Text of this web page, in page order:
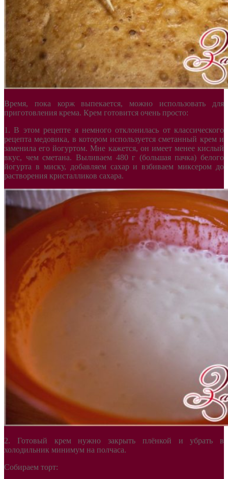
Время, пока корж выпекается, можно использовать для
приготовления крема. Крем готовится очень просто:
1. В этом рецепте я немного отклонилась от классического
рецепта медовика, в котором используется сметанный крем и
заменила его йогуртом. Мне кажется, он имеет менее кислый
вкус, чем сметана. Выливаем 480 г (большая пачка) белого
йогурта в миску, добавляем сахар и взбиваем миксером до
растворения кристалликов сахара.
2. Готовый крем нужно закрыть плёнкой и убрать в
холодильник минимум на полчаса.
Собираем торт: